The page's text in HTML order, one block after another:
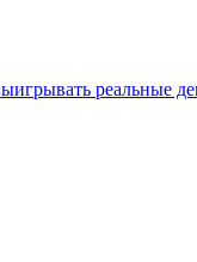
реальные